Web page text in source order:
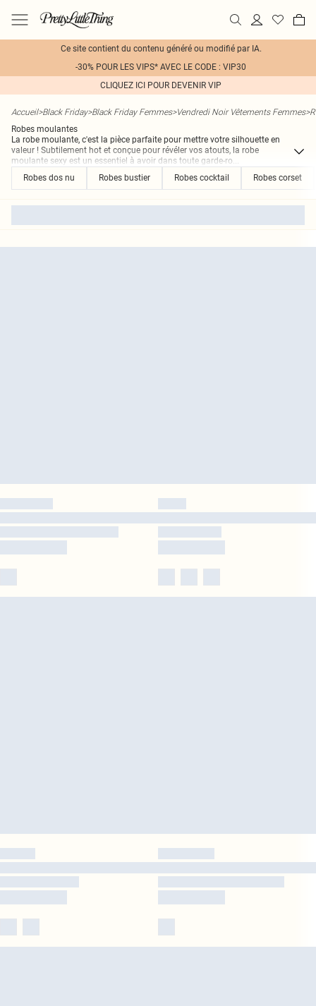
Ce site contient du contenu généré ou modifié par IA.
-30% POUR LES VIPS* AVEC LE CODE : VIP30
CLIQUEZ ICI POUR DEVENIR VIP
Accueil>Black Friday>Black Friday Femmes>Vendredi Noir Vêtements Femmes>
Robes moulantes
La robe moulante, c'est la pièce parfaite pour mettre votre silhouette en
valeur ! Subtilement hot et conçue pour révéler vos atouts, la robe
moulante sexy est un essentiel à avoir dans toute garde-ro...
Robes dos nu
Robes bustier Robes cocktail Robes corset